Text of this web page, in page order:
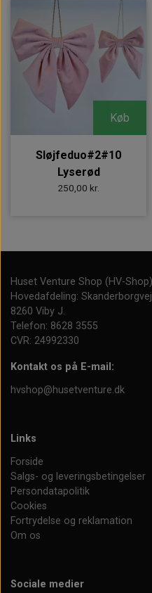
Køb
Sløjfeduo#2#10
Lyserød
250,00 kr.
Huset Venture Shop (HV-Shop)
Hovedafdeling:
8260 Viby J.
Telefon: 8628 3555
CVR: 24992330
Kontakt os på E-mail:
hvshop@husetventure.dk
Links
Forside
Salgs- og leveringsbetingelser
Persondatapolitik
Cookies
Fortrydelse og reklamation
Om os
Sociale medier